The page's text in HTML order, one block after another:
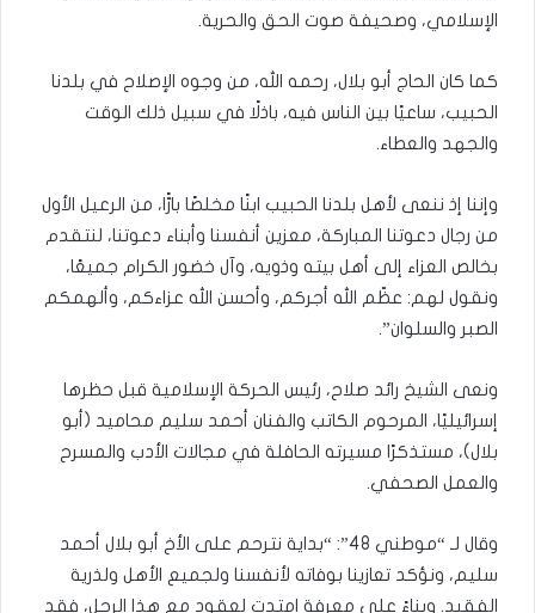
الإسلامي، وصحيفة صوت الحق والحرية.
كما كان الحاج أبو بلال، رحمه الله، من وجوه الإصلاح في بلدنا
الحبيب، ساعيًا بين الناس فيه، باذلًا في سبيل ذلك الوقت
والجهد والعطاء.
وإننا إذ ننعى لأهل بلدنا الحبيب ابنًا مخلصًا بارًّا، من الرعيل الأول
من رجال دعوتنا المباركة، معزين أنفسنا وأبناء دعوتنا، لنتقدم
بخالص العزاء إلى أهل بيته وذويه، وآل خضور الكرام جميعًا،
ونقول لهم: عظّم الله أجركم، وأحسن الله عزاءكم، وألهمكم
الصبر والسلوان”.
ونعى الشيخ رائد صلاح، رئيس الحركة الإسلامية قبل حظرها
إسرائيليًا، المرحوم الكاتب والفنان أحمد سليم محاميد (أبو
بلال)، مستذكرًا مسيرته الحافلة في مجالات الأدب والمسرح
والعمل الصحفي.
وقال لـ “موطني 48”: “بداية نترحم على الأخ أبو بلال أحمد
سليم، ونؤكد تعازينا بوفاته لأنفسنا ولجميع الأهل ولذرية
الفقيد. وبناءً على معرفة امتدت لعقود مع هذا الرجل، فقد